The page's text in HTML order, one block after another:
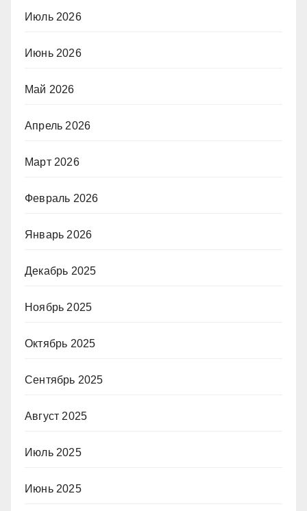
Июль 2026
Июнь 2026
Май 2026
Апрель 2026
Март 2026
Февраль 2026
Январь 2026
Декабрь 2025
Ноябрь 2025
Октябрь 2025
Сентябрь 2025
Август 2025
Июль 2025
Июнь 2025